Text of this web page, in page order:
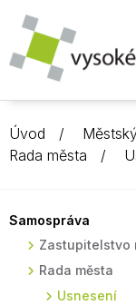
Úvod
Rada města
Samospráva
Zastupitelstvo
Rada města
Usnesení